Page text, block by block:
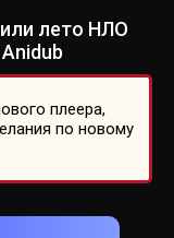
лето НЛО
плеера,
по новому